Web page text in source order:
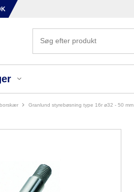
granlund styrebøsning type 16r ø32 - 50 mm